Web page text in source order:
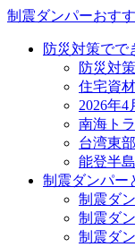
制震ダンパーおす
防災対策でで
防災対
住宅資
2026年
南海ト
台湾東
能登半
制震ダンパー
制震ダ
制震ダ
制震ダ